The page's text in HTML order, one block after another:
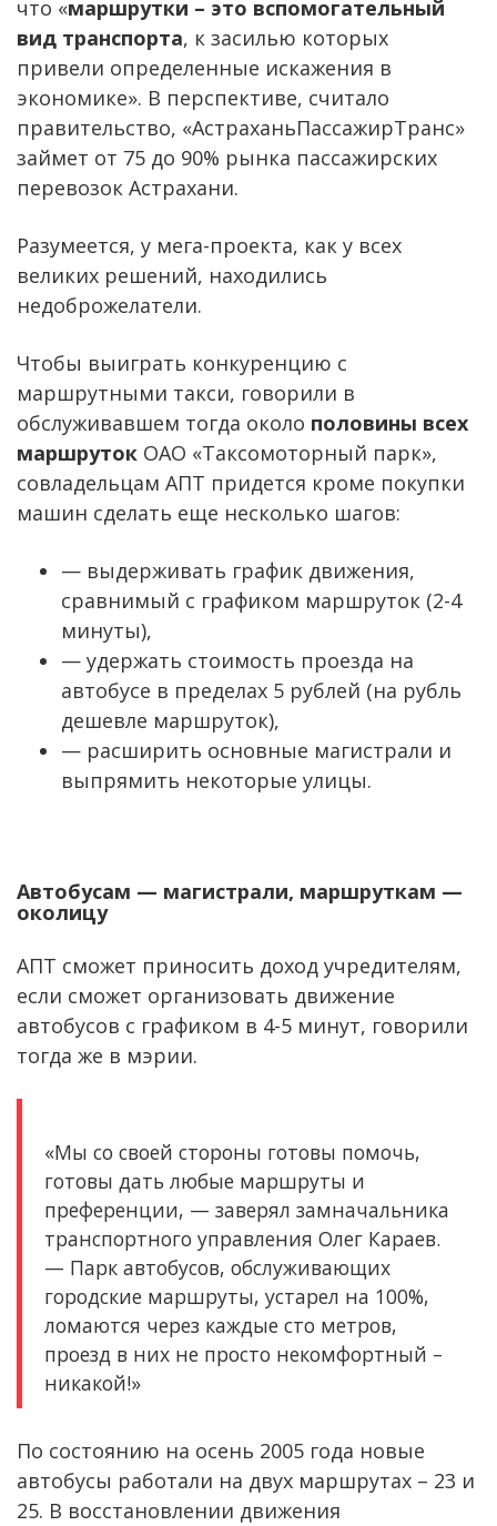
что «маршрутки – это вспомогательный
вид транспорта, к засилью которых
привели определенные искажения в
экономике». В перспективе, считало
правительство, «АстраханьПассажирТранс»
займет от 75 до 90% рынка пассажирских
перевозок Астрахани.
Разумеется, у мега-проекта, как у всех
великих решений, находились
недоброжелатели.
Чтобы выиграть конкуренцию с
маршрутными такси, говорили в
обслуживавшем тогда около половины всех
маршруток ОАО «Таксомоторный парк»,
совладельцам АПТ придется кроме покупки
машин сделать еще несколько шагов:
— выдерживать график движения,
сравнимый с графиком маршруток (2-4
минуты),
— удержать стоимость проезда на
автобусе в пределах 5 рублей (на рубль
дешевле маршруток),
— расширить основные магистрали и
выпрямить некоторые улицы.
Автобусам — магистрали, маршруткам —
околицу
АПТ сможет приносить доход учредителям,
если сможет организовать движение
автобусов с графиком в 4-5 минут, говорили
тогда же в мэрии.
«Мы со своей стороны готовы помочь,
готовы дать любые маршруты и
преференции, — заверял замначальника
транспортного управления Олег Караев.
— Парк автобусов, обслуживающих
городские маршруты, устарел на 100%,
ломаются через каждые сто метров,
проезд в них не просто некомфортный –
никакой!»
По состоянию на осень 2005 года новые
автобусы работали на двух маршрутах – 23 и
25. В восстановлении движения